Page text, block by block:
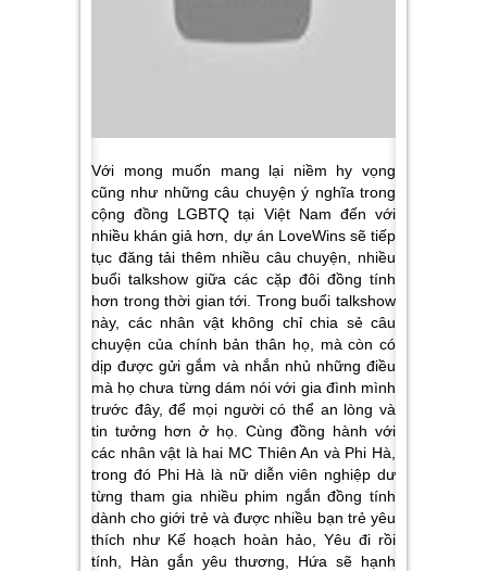
Với mong muốn mang lại niềm hy vọng
cũng như những câu chuyện ý nghĩa trong
cộng đồng LGBTQ tại Việt Nam đến với
nhiều khán giả hơn, dự án LoveWins sẽ tiếp
tục đăng tải thêm nhiều câu chuyện, nhiều
buổi talkshow giữa các cặp đôi đồng tính
hơn trong thời gian tới. Trong buổi talkshow
này, các nhân vật không chỉ chia sẻ câu
chuyện của chính bản thân họ, mà còn có
dịp được gửi gắm và nhắn nhủ những điều
mà họ chưa từng dám nói với gia đình mình
trước đây, để mọi người có thể an lòng và
tin tưởng hơn ở họ. Cùng đồng hành với
các nhân vật là hai MC Thiên An và Phi Hà,
trong đó Phi Hà là nữ diễn viên nghiệp dư
từng tham gia nhiều phim ngắn đồng tính
dành cho giới trẻ và được nhiều bạn trẻ yêu
thích như Kế hoạch hoàn hảo, Yêu đi rồi
tính, Hàn gắn yêu thương, Hứa sẽ hạnh